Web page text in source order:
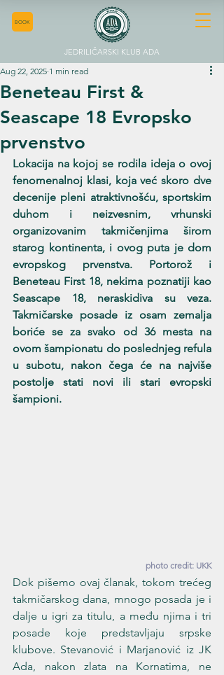
BOOK
JEDRILIČARSKI KLUB ADA
Beneteau First &
Seascape 18 Evropsko
prvenstvo
Aug 22, 2025 1 min read
Lokacija na kojoj se rodila ideja o ovoj
fenomenalnoj klasi, koja već skoro dve
decenije pleni atraktivnošću, sportskim
duhom i neizvesnim, vrhunski
organizovanim takmičenjima širom
starog kontinenta, i ovog puta je dom
evropskog prvenstva. Portorož i
Beneteau First 18, nekima poznatiji kao
Seascape 18, neraskidiva su veza.
Takmičarske posade iz osam zemalja
boriće se za svako od 36 mesta na
ovom šampionatu do poslednjeg refula
u subotu, nakon čega će na najviše
postolje stati novi ili stari evropski
šampioni.
photo credit: UKK
Dok pišemo ovaj članak, tokom trećeg
takmičarskog dana, mnogo posada je i
dalje u igri za titulu, a među njima i tri
posade koje predstavljaju srpske
klubove. Stevanović i Marjanović iz JK
Ada, nakon zlata na Kornatima, ne